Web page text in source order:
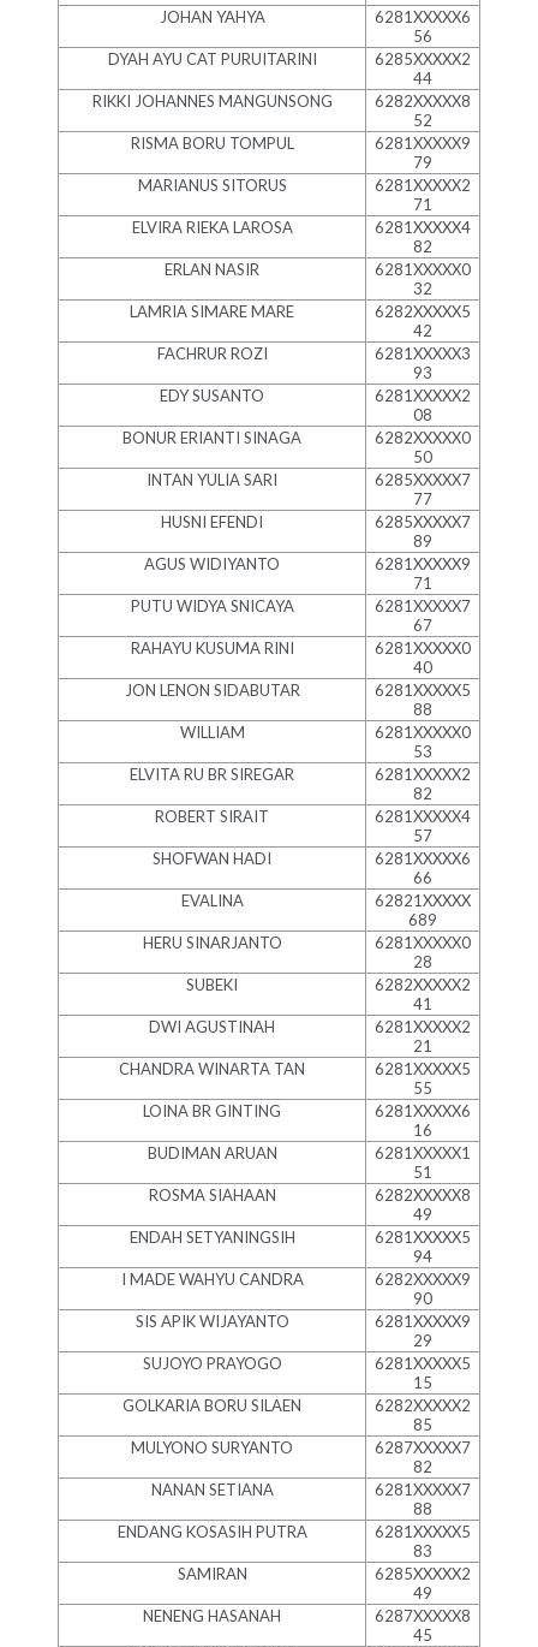
JOHAN YAHYA
6281XXXXX6
56
DYAH AYU CAT PURUITARINI
6285XXXXX2
44
RIKKI JOHANNES MANGUNSONG
6282XXXXX8
52
RISMA BORU TOMPUL
6281XXXXX9
79
MARIANUS SITORUS
6281XXXXX2
71
ELVIRA RIEKA LAROSA
6281XXXXX4
82
ERLAN NASIR
6281XXXXX0
32
LAMRIA SIMARE MARE
6282XXXXX5
42
FACHRUR ROZI
6281XXXXX3
93
EDY SUSANTO
6281XXXXX2
08
BONUR ERIANTI SINAGA
6282XXXXX0
50
INTAN YULIA SARI
6285XXXXX7
77
HUSNI EFENDI
6285XXXXX7
89
AGUS WIDIYANTO
6281XXXXX9
71
PUTU WIDYA SNICAYA
6281XXXXX7
67
RAHAYU KUSUMA RINI
6281XXXXX0
40
JON LENON SIDABUTAR
6281XXXXX5
88
WILLIAM
6281XXXXX0
53
ELVITA RU BR SIREGAR
6281XXXXX2
82
ROBERT SIRAIT
6281XXXXX4
57
SHOFWAN HADI
6281XXXXX6
66
EVALINA
62821XXXXX
689
HERU SINARJANTO
6281XXXXX0
28
SUBEKI
6282XXXXX2
41
DWI AGUSTINAH
6281XXXXX2
21
CHANDRA WINARTA TAN
6281XXXXX5
55
LOINA BR GINTING
6281XXXXX6
16
BUDIMAN ARUAN
6281XXXXX1
51
ROSMA SIAHAAN
6282XXXXX8
49
ENDAH SETYANINGSIH
6281XXXXX5
94
I MADE WAHYU CANDRA
6282XXXXX9
90
SIS APIK WIJAYANTO
6281XXXXX9
29
SUJOYO PRAYOGO
6281XXXXX5
15
GOLKARIA BORU SILAEN
6282XXXXX2
85
MULYONO SURYANTO
6287XXXXX7
82
NANAN SETIANA
6281XXXXX7
88
ENDANG KOSASIH PUTRA
6281XXXXX5
83
SAMIRAN
6285XXXXX2
49
NENENG HASANAH
6287XXXXX8
45